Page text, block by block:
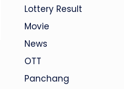
Lottery Result
Movie
News
OTT
Panchang